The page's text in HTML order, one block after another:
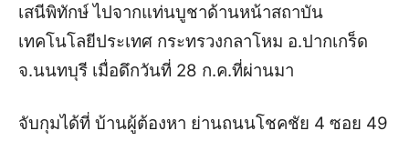
เสนีพิทักษ์ ไปจากแท่นบูชาด้านหน้าสถาบัน
เทคโนโลยีประเทศ กระทรวงกลาโหม อ.ปากเกร็ด
จ.นนทบุรี เมื่อดึกวันที่ 28 ก.ค.ที่ผ่านมา
จับกุมได้ที่ บ้านผู้ต้องหา ย่านถนนโชคชัย 4 ซอย 49